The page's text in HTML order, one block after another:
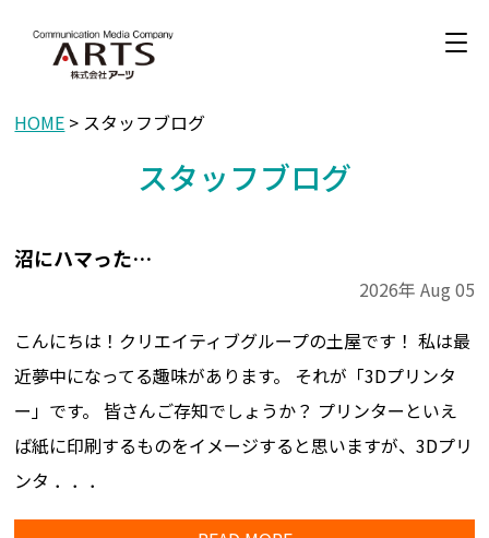
HOME > スタッフブログ
スタッフブログ
沼にハマった…
2026年 Aug 05
こんにちは！クリエイティブグループの土屋です！ 私は最
近夢中になってる趣味があります。 それが「3Dプリンタ
ー」です。 皆さんご存知でしょうか？ プリンターといえ
ば紙に印刷するものをイメージすると思いますが、3Dプリ
ンタ ．．．